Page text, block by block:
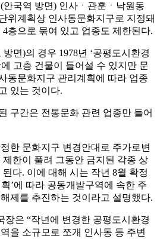
국역 방면) 인사ㆍ관훈ㆍ낙원동
위계획상 인사동문화지구로 지정돼
층으로 묶여 있고 업종도 제한된다.
면)의 경우 1978년 ‘공평도시환경
고층 건물이 들어설 수 있지만 문
동문화지구 관리계획에 따라 업종
있는 것이다.
구간은 전통문화 관련 업종만 들어
한 문화지구 변경안대로 주가로변
한이 풀려 그동안 금지된 각종 상
다. 이에 대해 시는 작년 8월 확정
’에 따라 공동개발구역에 속한 주
제를 추진하는 것이라고 설명했다.
장은 “작년에 변경한 공평도시환경
을 소규모로 쪼개 인사동 등 주변